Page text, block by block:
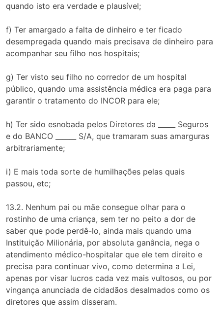
quando isto era verdade e plausível;
f) Ter amargado a falta de dinheiro e ter ficado
desempregada quando mais precisava de dinheiro para
acompanhar seu filho nos hospitais;
g) Ter visto seu filho no corredor de um hospital
público, quando uma assistência médica era paga para
garantir o tratamento do INCOR para ele;
h) Ter sido esnobada pelos Diretores da _____ Seguros
e do BANCO ______ S/A, que tramaram suas amarguras
arbitrariamente;
i) E mais toda sorte de humilhações pelas quais
passou, etc;
13.2. Nenhum pai ou mãe consegue olhar para o
rostinho de uma criança, sem ter no peito a dor de
saber que pode perdê-lo, ainda mais quando uma
Instituição Milionária, por absoluta ganância, nega o
atendimento médico-hospitalar que ele tem direito e
precisa para continuar vivo, como determina a Lei,
apenas por visar lucros cada vez mais vultosos, ou por
vingança anunciada de cidadãos desalmados como os
diretores que assim disseram.